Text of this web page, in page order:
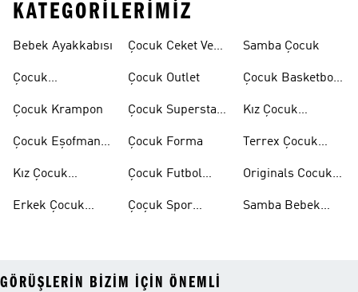
KATEGORILERIMIZ
Bebek Ayakkabısı
Çocuk
Çocuk Krampon
Çocuk Eşofman
Kız Çocuk
Erkek Çocuk
Çocuk Ceket Ve
Çocuk Outlet
Çocuk Superstar
Çocuk Forma
Çocuk Futbol
Çoçuk Spor
Samba Çocuk
Çocuk Basketbol
Kız Çocuk
Terrex Çocuk
Originals Cocuk
Samba Bebek
GÖRÜŞLERIN BIZIM IÇIN ÖNEMLI